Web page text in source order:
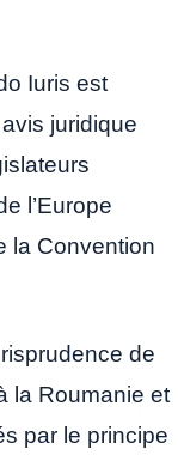
Iuris est
juridique
l’Europe
la Convention
de
la Roumanie et
par le principe